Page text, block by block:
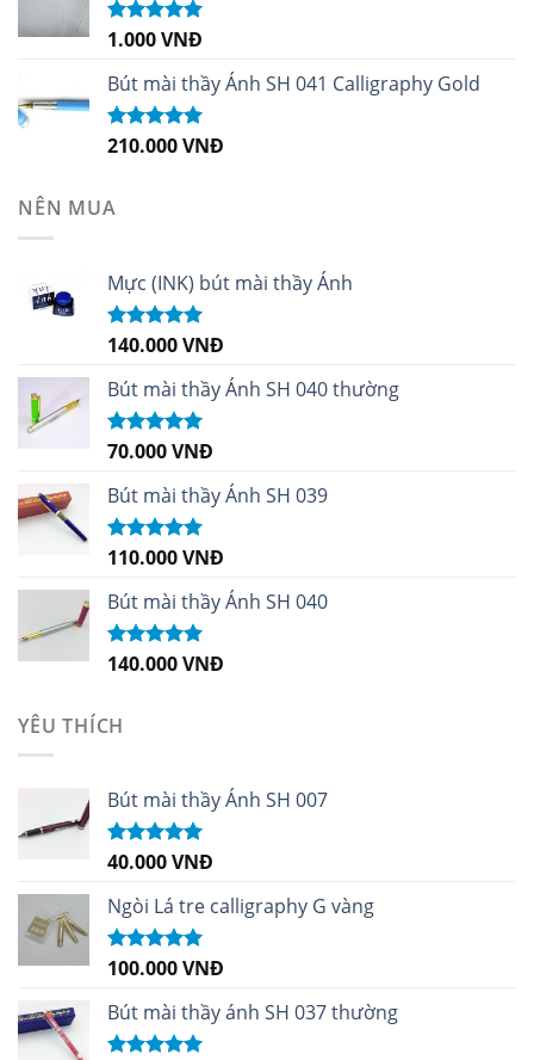
Được xếp
sao
1.000VNĐ
Bút mài thầy Ánh SH 041 Calligraphy Gold
Được xếp
210.000VNĐ
NÊN MUA
Mực (INK) bút mài thầy Ánh
Được xếp
sao
140.000VNĐ
Bút mài thầy Ánh SH 040 thường
Được xếp
sao
70.000VNĐ
Bút mài thầy Ánh SH 039
Được xếp
sao
110.000VNĐ
Bút mài thầy Ánh SH 040
Được xếp
140.000VNĐ
YÊU THÍCH
Bút mài thầy Ánh SH 007
Được xếp
sao
40.000VNĐ
Ngòi Lá tre calligraphy G vàng
Được xếp
sao
100.000VNĐ
Bút mài thầy ánh SH 037 thường